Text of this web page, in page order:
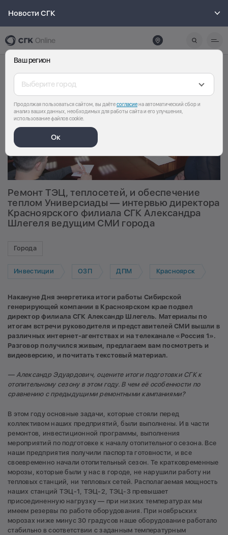
Новости СГК
Ваш регион
Выберите город
Продолжая пользоваться сайтом, вы даётесогласиена автоматический сбор и
анализ ваших данных, необходимых для работы сайта и его улучшения,
использование файлов cookie.
Ок
Ремонт ТЭЦ, теплосетей, и обеспечение
теплом Универсиады — интервью директора
Красноярского филиала СГК Александра
Шлегеля ведущим СМИ города
Города
Инвестиции ОЗП ДПМ Красноярск
Накануне Дня энергетика итоги работы Сибирской
генерирующей компании в Красноярском крае подвел
директор филиала СГК Александр Шлегель. Материалы по
итогам встречи руководителя и представителей СМИ вышли в
различных интернет-агентствах и на телеканале «Россия 1».
Разговор получился живым, предлагаем вам посмотреть и
видеоверсию, и почитать текстовый материал.
— Александр Эдуардович, оцените итоги подготовки СГК к
отопительному сезону в этом году. В чем её особенности по
сравнению с предыдущими ремонтными кампаниями?
В этом году основные задачи, которые стояли перед
коллективом наших предприятий, были выполнены. И в части
ремонтов, инвестиционной программы, выполнения
мероприятий по подготовке к началу отопительного сезона. Все
наши предприятия получили паспорта готовности, и все
своевременно начали отопительный сезон. Те кратковременные
морозы, которые были у нас в городе, не нарушили работу ни
тепловых станций, ни тепловых сетей. Располагаемая мощность
наших станций ТЭЦ-1, ТЭЦ-2, ТЭЦ-3 превышает
присоединенную нагрузку — при низких температурах мы
имеем резервы по работе оборудования. При ноябрьских
морозах ниже минус 30 градусов наше оборудование работало
стабильно в соответствии с заданным температурным